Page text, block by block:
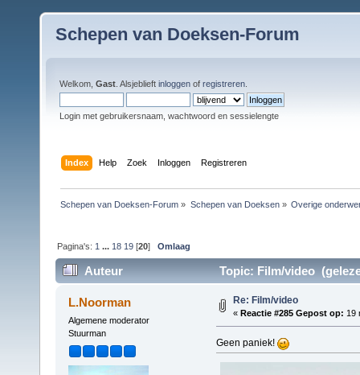
Schepen van Doeksen-Forum
Welkom, Gast . Alsjeblieft inloggen of registreren
Login met gebruikersnaam, wachtwoord en sessielengte
Index Help Zoek Inloggen Registreren
Schepen van Doeksen-Forum » Schepen van Doeksen» Overige
Pagina's: 1 ... 18 19 [20]Omlaag
Auteur Topic: Film/video
L.Noorman
Algemene moderator
Stuurman
Re: Film/video
« Reactie #285 Gepost op: 19
Geen paniek!